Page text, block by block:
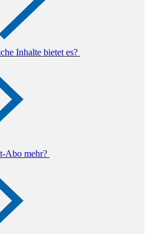
Inhalte bietet es?
Abo mehr?